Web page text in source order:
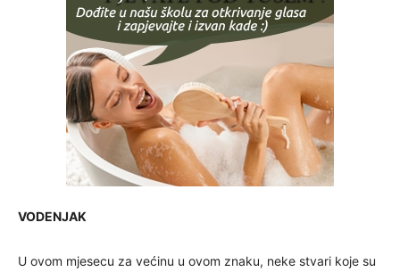
VODENJAK
U ovom mjesecu za većinu u ovom znaku, neke stvari koje su